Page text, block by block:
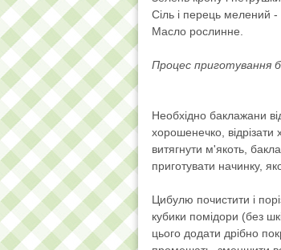
Сіль і перець мелений
Масло рослинне.
Процес приготування
Необхідно баклажани
хорошенечко, відрізати
витягнути м'якоть,
приготувати начинку,
Цибулю почистити і
кубики помідори (без
цього додати дрібно